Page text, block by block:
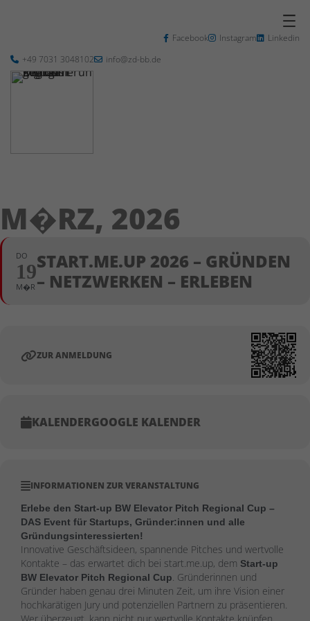
Facebook Instagram
Linkedin
+49 7031 3048102
info@zd-bb.de
M�RZ, 2026
DO
19
M�R
START.ME.UP 2026 – GRÜNDEN
– NETZWERKEN – ERLEBEN
ZUR ANMELDUNG
KALENDERGOOGLE KALENDER
INFORMATIONEN ZUR VERANSTALTUNG
Erlebe den Start-up BW Elevator Pitch Regional Cup –
DAS Event für Startups, Gründer:innen und alle
Gründungsinteressierten!
Innovative Geschäftsideen, spannende Pitches und wertvolle
Kontakte – das erwartet dich bei start.me.up, dem Start-up
BW Elevator Pitch Regional Cup. Gründerinnen und
Gründer haben genau drei Minuten Zeit, um ihre Vision einer
hochkarätigen Jury und potenziellen Partnern zu präsentieren.